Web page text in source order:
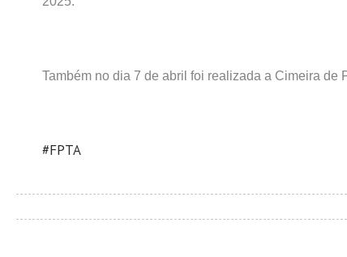
Também no dia 7 de abril foi realizada a Cimeira de
#FPTA